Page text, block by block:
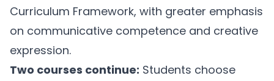
Curriculum Framework, with greater emphasis
on communicative competence and creative
expression.
Two courses continue: Students choose